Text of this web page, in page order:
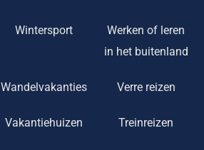
Wintersport
Werken of leren
in het buitenland
Wandelvakanties Verre reizen
Vakantiehuizen Treinreizen